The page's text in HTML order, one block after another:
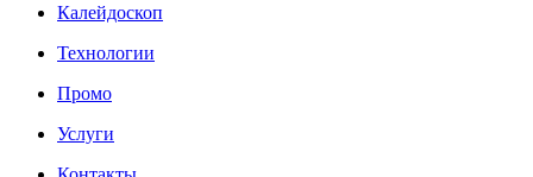
Калейдоскоп
Технологии
Промо
Услуги